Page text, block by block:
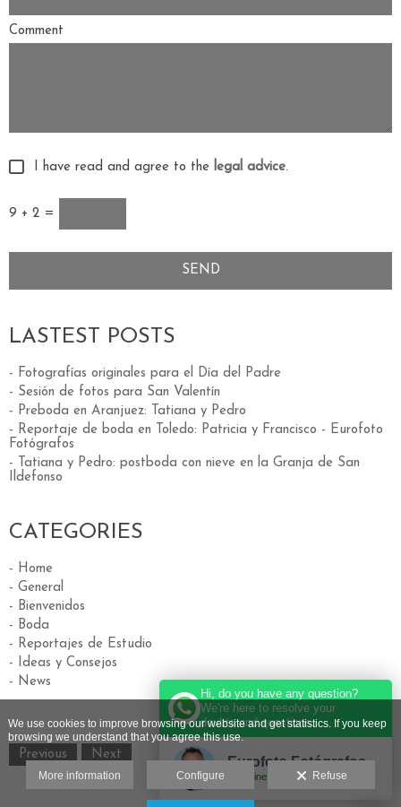
Comment
I have read and agree to the legal advice.
9 + 2 =
LASTEST POSTS
- Fotografías originales para el Día del Padre
- Sesión de fotos para San Valentín
- Preboda en Aranjuez: Tatiana y Pedro
- Reportaje de boda en Toledo: Patricia y Francisco - Eurofoto
Fotógrafos
- Tatiana y Pedro: postboda con nieve en la Granja de San
Ildefonso
CATEGORIES
- Home
- General
- Bienvenidos
- Boda
- Reportajes de Estudio
- Ideas y Consejos
- News
Previous Next
We use cookies to improve browsing our website and get statistics. If you keep
browsing we understand that you agree this use.
More information Configure Refuse
Hi, do you have any question?
We're here to resolve your
doubts and questions.
Eurofoto Fotógrafos
Online